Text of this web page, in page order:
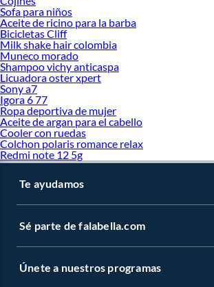
Sofa para niños
Aceite de ricino para la barba
Bicicletas Cliff
Milk shake hair colombia
Muneco morado
Shampoo vichy anticaspa
Licuadora oster xpert
Sony a7
Igora 6 77
Ropa deportiva de mujer
Aceite de argan para el cabello
Cooler con ruedas
Colchon polaris romance relax
Redmi note 12 5g
Te ayudamos
Sé parte de falabella.com
Únete a nuestros programas